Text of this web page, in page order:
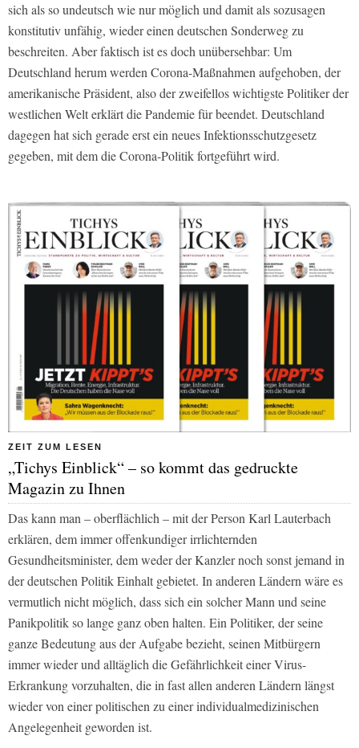
sich als so undeutsch wie nur möglich und damit als sozusagen
konstitutiv unfähig, wieder einen deutschen Sonderweg zu
beschreiten. Aber faktisch ist es doch unübersehbar: Um
Deutschland herum werden Corona-Maßnahmen aufgehoben, der
amerikanische Präsident, also der zweifellos wichtigste Politiker der
westlichen Welt erklärt die Pandemie für beendet. Deutschland
dagegen hat sich gerade erst ein neues Infektionsschutzgesetz
gegeben, mit dem die Corona-Politik fortgeführt wird.
ZEIT ZUM LESEN
„Tichys Einblick“ – so kommt das gedruckte
Magazin zu Ihnen
Das kann man – oberflächlich – mit der Person Karl Lauterbach
erklären, dem immer offenkundiger irrlichternden
Gesundheitsminister, dem weder der Kanzler noch sonst jemand in
der deutschen Politik Einhalt gebietet. In anderen Ländern wäre es
vermutlich nicht möglich, dass sich ein solcher Mann und seine
Panikpolitik so lange ganz oben halten. Ein Politiker, der seine
ganze Bedeutung aus der Aufgabe bezieht, seinen Mitbürgern
immer wieder und alltäglich die Gefährlichkeit einer Virus-
Erkrankung vorzuhalten, die in fast allen anderen Ländern längst
wieder von einer politischen zu einer individualmedizinischen
Angelegenheit geworden ist.